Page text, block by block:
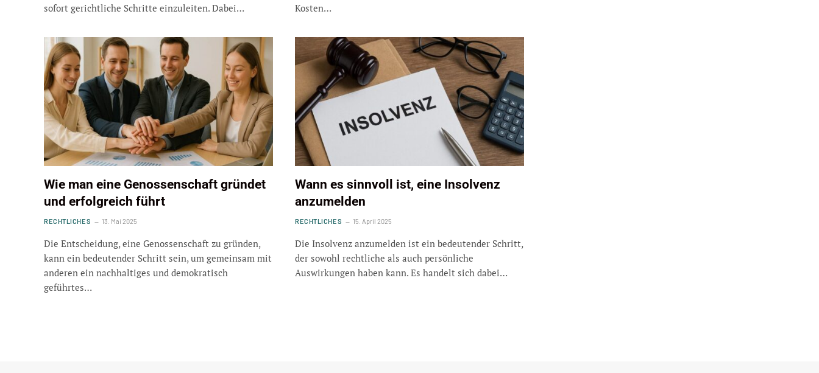
sofort gerichtliche Schritte einzuleiten. Dabei…
Kosten…
Wie man eine Genossenschaft gründet
und erfolgreich führt
RECHTLICHES 13. Mai 2025
Die Entscheidung, eine Genossenschaft zu gründen,
kann ein bedeutender Schritt sein, um gemeinsam mit
anderen ein nachhaltiges und demokratisch
geführtes…
Wann es sinnvoll ist, eine Insolvenz
anzumelden
RECHTLICHES 15. April 2025
Die Insolvenz anzumelden ist ein bedeutender Schritt,
der sowohl rechtliche als auch persönliche
Auswirkungen haben kann. Es handelt sich dabei…